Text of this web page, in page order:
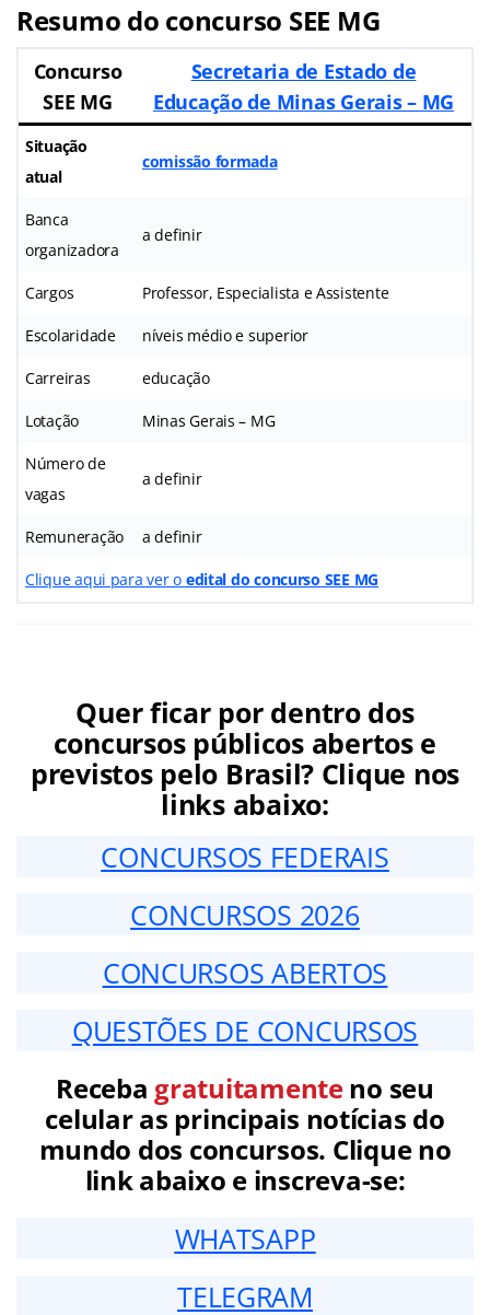
Resumo do concurso SEE MG
Concurso
SEE MG
Secretaria de Estado de
Educação de Minas Gerais – MG
Situação
atual
comissão formada
Banca
organizadora
a definir
Cargos Professor, Especialista e Assistente
Escolaridade níveis médio e superior
Carreiras educação
Lotação Minas Gerais – MG
Número de
vagas
a definir
Remuneração a definir
Clique aqui para ver o edital do concurso SEE MG
Quer ficar por dentro dos
concursos públicos abertos e
previstos pelo Brasil? Clique nos
links abaixo:
CONCURSOS FEDERAIS
CONCURSOS 2026
CONCURSOS ABERTOS
QUESTÕES DE CONCURSOS
Receba gratuitamenteno seu
celular as principais notícias do
mundo dos concursos. Clique no
link abaixo e inscreva-se:
WHATSAPP
TELEGRAM